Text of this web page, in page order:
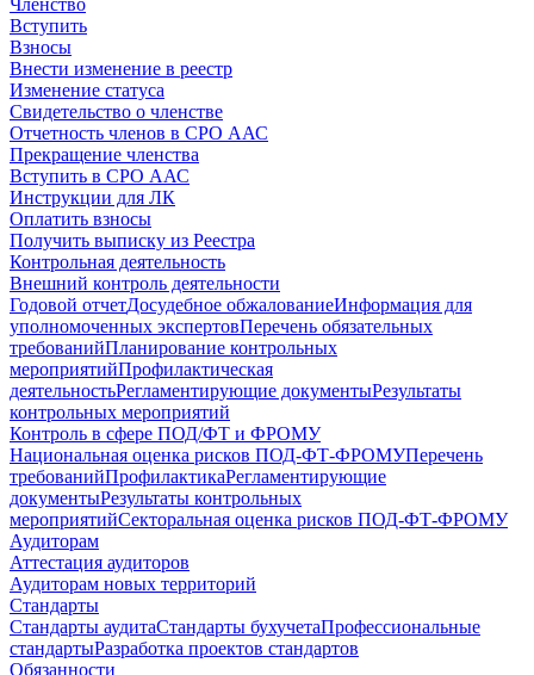
Членство
Вступить
Взносы
Внести изменение в реестр
Изменение статуса
Свидетельство о членстве
Отчетность членов в СРО ААС
Прекращение членства
Вступить в СРО ААС
Инструкции для ЛК
Оплатить взносы
Получить выписку из Реестра
Контрольная деятельность
Внешний контроль деятельности
Годовой отчетДосудебное обжалованиеИнформация для
уполномоченных экспертовПеречень обязательных
требованийПланирование контрольных
мероприятийПрофилактическая
деятельностьРегламентирующие документыРезультаты
контрольных мероприятий
Контроль в сфере ПОД/ФТ и ФРОМУ
Национальная оценка рисков ПОД-ФТ-ФРОМУПеречень
требованийПрофилактикаРегламентирующие
документыРезультаты контрольных
мероприятийСекторальная оценка рисков ПОД-ФТ-ФРОМУ
Аудиторам
Аттестация аудиторов
Аудиторам новых территорий
Стандарты
Стандарты аудитаСтандарты бухучетаПрофессиональные
стандартыРазработка проектов стандартов
Обязанности